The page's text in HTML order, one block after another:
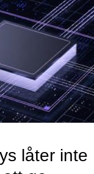
låter inte